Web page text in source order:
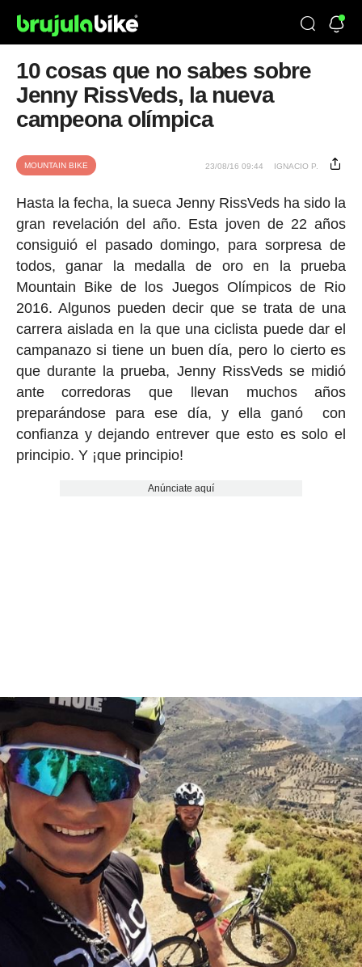
10 cosas que no sabes sobre
Jenny RissVeds, la nueva
campeona olímpica
MOUNTAIN BIKE 23/08/16 09:44 IGNACIO P.
Hasta la fecha, la sueca Jenny RissVeds ha sido la
gran revelación del año. Esta joven de 22 años
consiguió el pasado domingo, para sorpresa de
todos, ganar la medalla de oro en la prueba
Mountain Bike de los Juegos Olímpicos de Rio
2016. Algunos pueden decir que se trata de una
carrera aislada en la que una ciclista puede dar el
campanazo si tiene un buen día, pero lo cierto es
que durante la prueba, Jenny RissVeds se midió
ante corredoras que llevan muchos años
preparándose para ese día, y ella ganó con
confianza y dejando entrever que esto es solo el
principio. Y ¡que principio!
Anúnciate aquí